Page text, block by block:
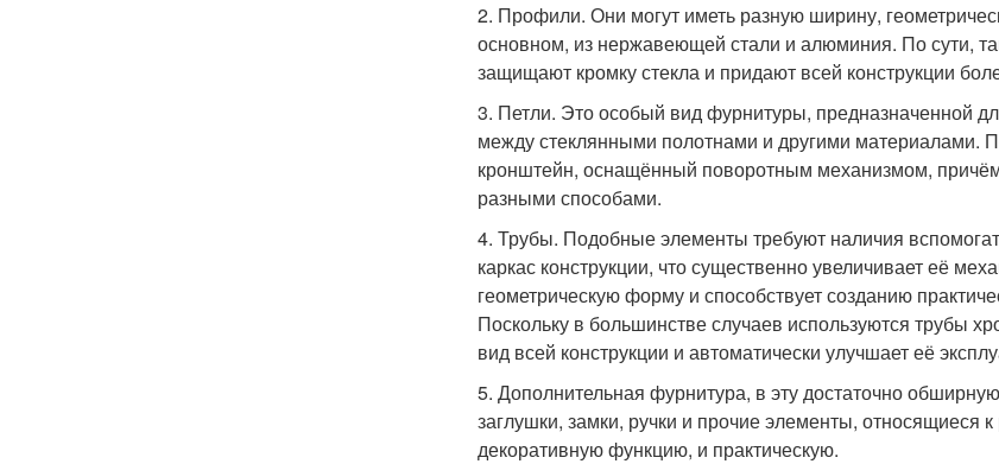
2. Профили. Они могут иметь разную ширину,
основном, из нержавеющей стали и алюминия. По сути,
защищают кромку стекла и придают всей конструкции
3. Петли. Это особый вид фурнитуры, предназначенной
между стеклянными полотнами и другими материалами.
кронштейн, оснащённый поворотным механизмом,
разными способами.
4. Трубы. Подобные элементы требуют наличия
каркас конструкции, что существенно увеличивает её
геометрическую форму и способствует созданию
Поскольку в большинстве случаев используются трубы
вид всей конструкции и автоматически улучшает её
5. Дополнительная фурнитура, в эту достаточно
заглушки, замки, ручки и прочие элементы, относящиеся
декоративную функцию, и практическую.